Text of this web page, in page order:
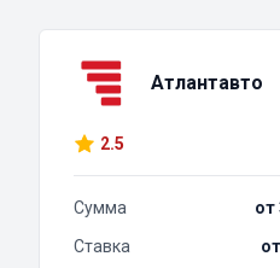
Атлантавто
2.5
Сумма
от
Ставка